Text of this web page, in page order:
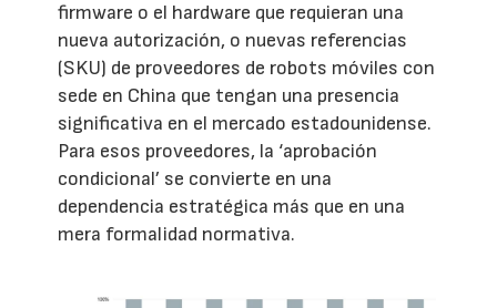
firmware o el hardware que requieran una
nueva autorización, o nuevas referencias
(SKU) de proveedores de robots móviles con
sede en China que tengan una presencia
significativa en el mercado estadounidense.
Para esos proveedores, la ‘aprobación
condicional’ se convierte en una
dependencia estratégica más que en una
mera formalidad normativa.